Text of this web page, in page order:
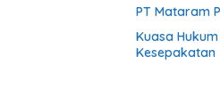
PT Mataram
Kuasa
Kesepakatan